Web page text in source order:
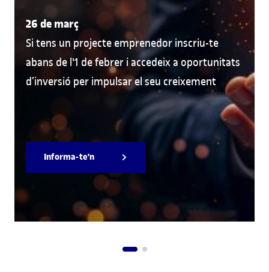
26 de març
Si tens un projecte emprenedor inscriu-te
abans de l'1 de febrer i accedeix a oportunitats
d’inversió per impulsar el seu creixement
Informa-te'n